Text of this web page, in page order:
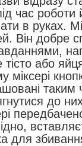
час роботи
в руках.
Він добре
тісто або
міксері
до
для